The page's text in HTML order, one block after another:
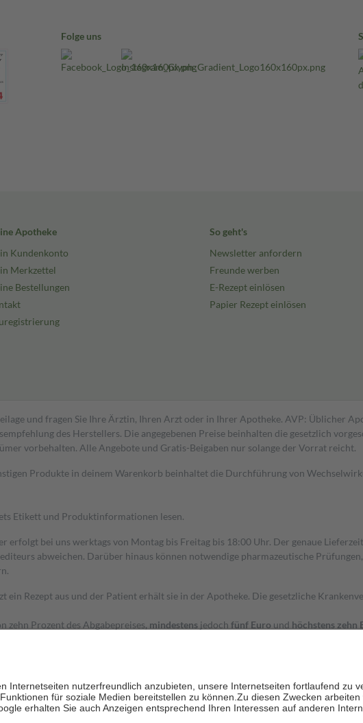
Folge uns
Apotheke
Kundenkonto
Merkzettel
Bestellungen
So geht's
Newsletter anfordern
Freunde werben
E-Rezept einlösen
Papier Rezept einlösen
und fragen Sie Ihre Ärztin, Ihren Arzt oder in Ihrer Apotheke. AVP: Üblicher
des Herstellers. Die angegebenen Preise beinhalten die gesetzlich
vorbehalten. Alle Angebote und Gratis-Beigaben nur solange der Vorrat reicht.
Produkte in deinem Warenkorb beinhaltet die Durchführung von
Etikett und Produktinformationen lesen.
erfolgt bei uns werktags von Montag bis Freitag bis 18:00 Uhr. Der genaue
abweichen. Darüber hinaus können notwendige pharmazeutische
Rezept aus und der Patient erhält sie in der Apotheke. Die gesetzliche
Prozent des Abgabepreises, mindestens jedoch fünf Euro und höchstens zehn
zu stärken und die besondere Stellung der Familie zu unterstützen, fallen
mit Ausnahme der Fahrkosten
der GKV getragen werden